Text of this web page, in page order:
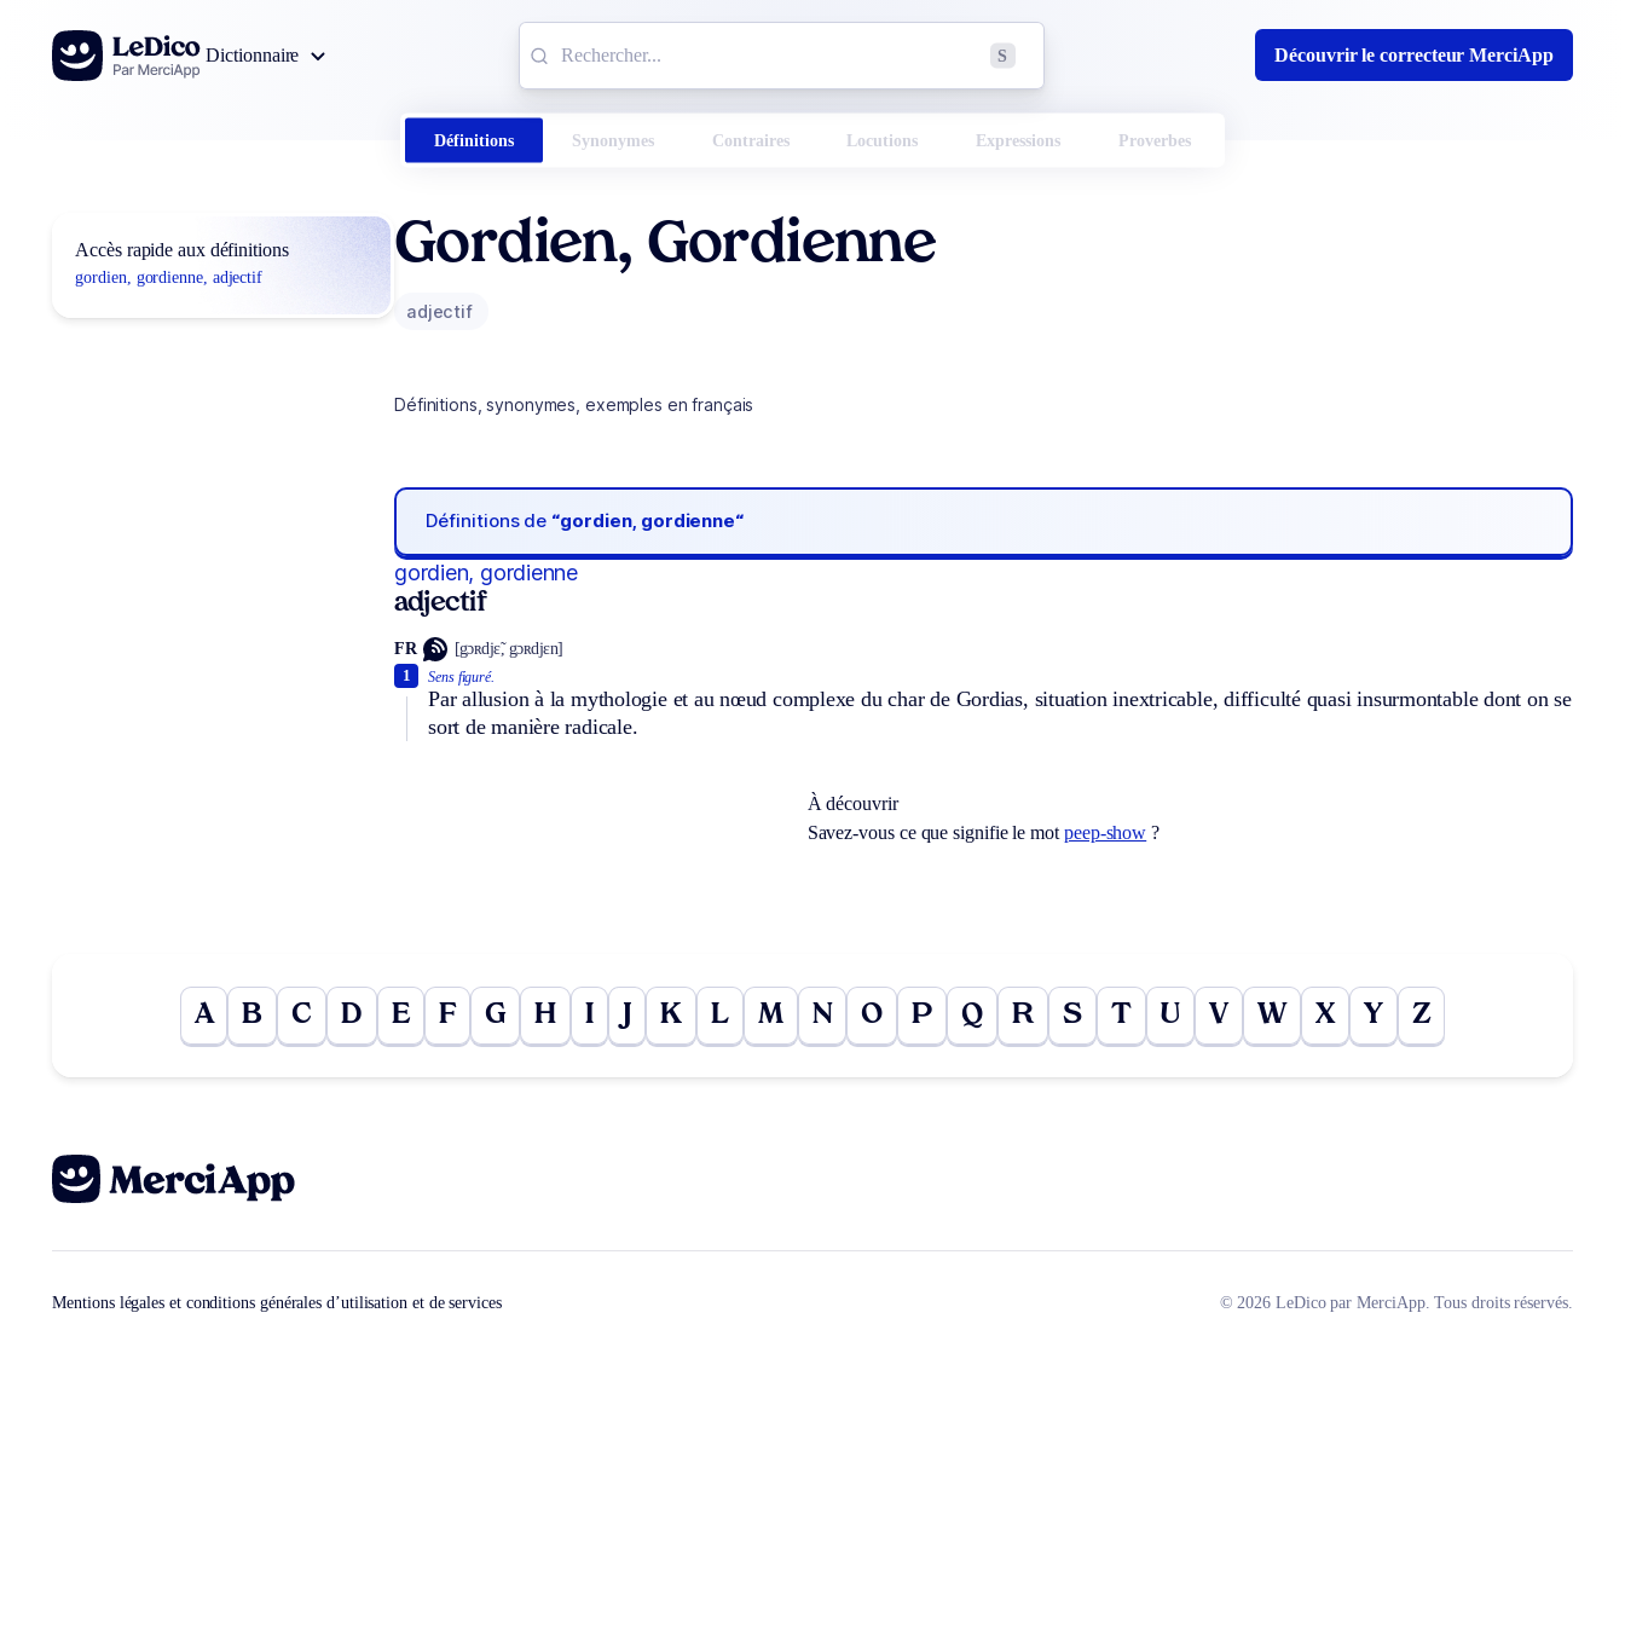
Aller au contenu
Dictionnaire
S Découvrir le correcteur MerciApp
Définitions Synonymes Contraires Locutions Expressions Proverbes
Accès rapide aux définitions
gordien, gordienne, adjectif
Gordien, Gordienne
adjectif
Définitions, synonymes, exemples en français
Définitions de “gordien, gordienne“
gordien, gordienne
adjectif
FR [gɔʀdjɛ̃, gɔʀdjɛn]
Sens figuré.
Par allusion à la mythologie et au nœud complexe du char de Gordias, situation inextricable, difficulté quasi insurmontable dont on se
sort de manière radicale.
1
À découvrir
Savez-vous ce que signifie le mot peep-show ?
A B C D E F G H I K L M N O P Q R S T U V W X Y Z
Mentions légales et conditions générales d’utilisation et de services © 2026 LeDico par MerciApp. Tous droits réservés.